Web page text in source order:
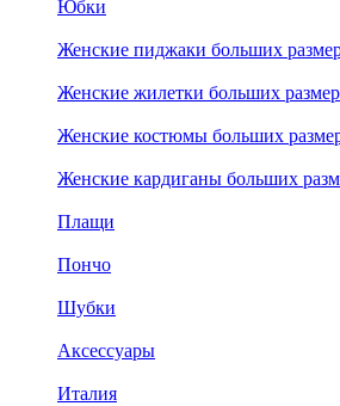
Юбки
Женские пиджаки больших
Женские жилетки больших
Женские костюмы больших
Женские кардиганы больших
Плащи
Пончо
Шубки
Аксессуары
Италия